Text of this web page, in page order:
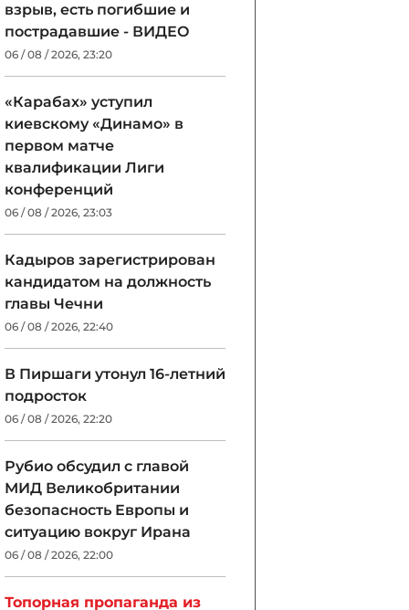
взрыв, есть погибшие и
пострадавшие - ВИДЕО
06 / 08 / 2026, 23:20
«Карабах» уступил
киевскому «Динамо» в
первом матче
квалификации Лиги
конференций
06 / 08 / 2026, 23:03
Кадыров зарегистрирован
кандидатом на должность
главы Чечни
06 / 08 / 2026, 22:40
В Пиршаги утонул 16-летний
подросток
06 / 08 / 2026, 22:20
Рубио обсудил с главой
МИД Великобритании
безопасность Европы и
ситуацию вокруг Ирана
06 / 08 / 2026, 22:00
Топорная пропаганда из